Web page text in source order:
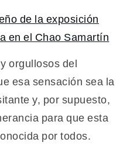
orgullosos del
esa sensación sea la
y, por supuesto,
para que esta
por todos.